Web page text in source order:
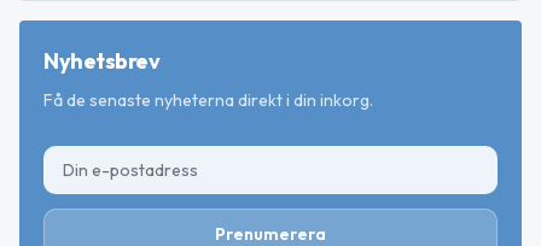
Nyhetsbrev
Få de senaste nyheterna direkt i din inkorg.
Prenumerera